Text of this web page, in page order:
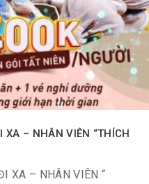
XA – NHÂN VIÊN “THÍCH
XA – NHÂN VIÊN “